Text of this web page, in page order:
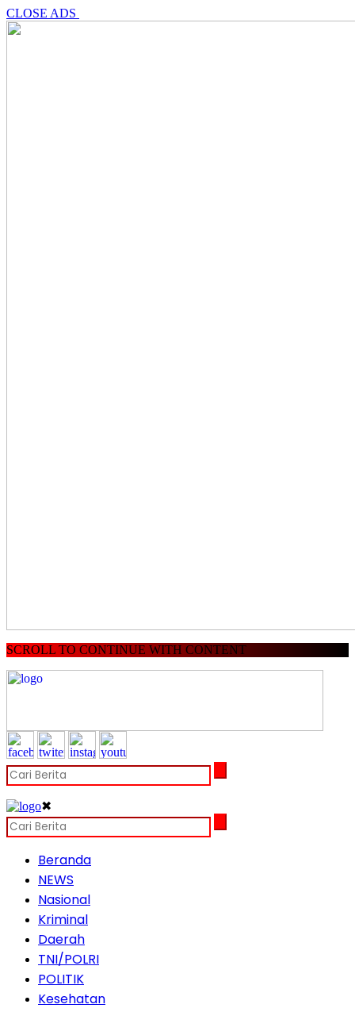
CLOSE ADS
SCROLL TO CONTINUE WITH CONTENT
✖
Beranda
NEWS
Nasional
Kriminal
Daerah
TNI/POLRI
POLITIK
Kesehatan